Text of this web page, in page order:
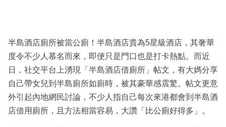
區
半島酒店廁所被當公廁！半島酒店貴為5星級酒店，其奢華
度令不少人慕名而來，即便只是門口也是打卡熱點。而近
日，社交平台上湧現「半島酒店借廁所」帖文，有大媽分享
自己帶女兒到半島廁所如廁時，被其豪華感震驚。帖文更意
外引起內地網民討論，不少人指自己每次來港都會到半島酒
店借用廁所，且方法相當容易，大讚「比公廁好得多」。